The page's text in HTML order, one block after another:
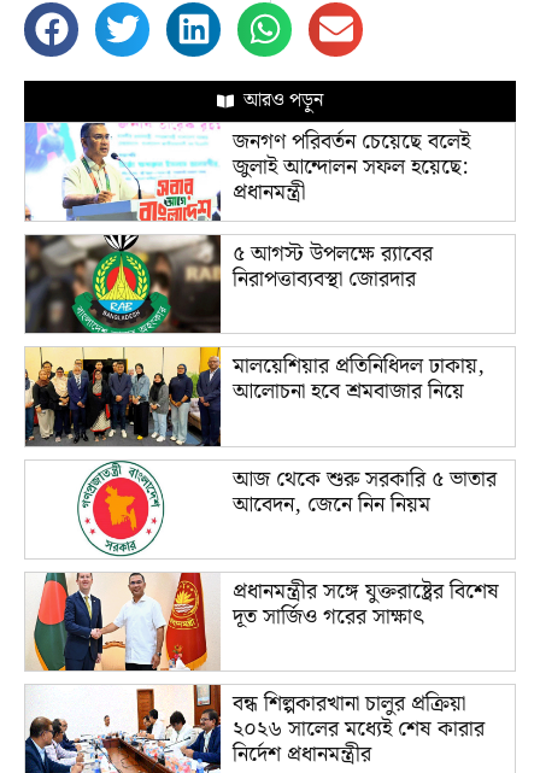
আরও পড়ুন
জনগণ পরিবর্তন চেয়েছে বলেই
জুলাই আন্দোলন সফল হয়েছে:
প্রধানমন্ত্রী
৫ আগস্ট উপলক্ষে র‌্যাবের
নিরাপত্তাব্যবস্থা জোরদার
মালয়েশিয়ার প্রতিনিধিদল ঢাকায়,
আলোচনা হবে শ্রমবাজার নিয়ে
আজ থেকে শুরু সরকারি ৫ ভাতার
আবেদন, জেনে নিন নিয়ম
প্রধানমন্ত্রীর সঙ্গে যুক্তরাষ্ট্রের বিশেষ
দূত সার্জিও গরের সাক্ষাৎ
বন্ধ শিল্পকারখানা চালুর প্রক্রিয়া
২০২৬ সালের মধ্যেই শেষ কারার
নির্দেশ প্রধানমন্ত্রীর